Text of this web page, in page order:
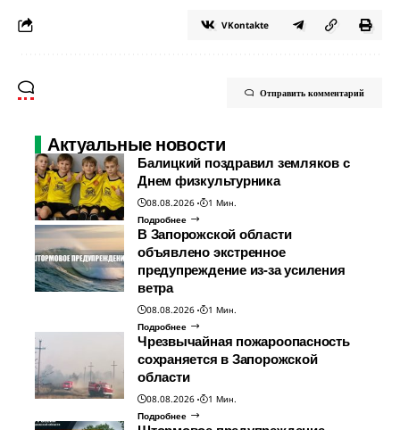
VKontakte
Отправить комментарий
Актуальные новости
Балицкий поздравил земляков с
Днем физкультурника
08.08.2026
1 Мин.
Подробнее
В Запорожской области
объявлено экстренное
предупреждение из-за усиления
ветра
08.08.2026
1 Мин.
Подробнее
Чрезвычайная пожароопасность
сохраняется в Запорожской
области
08.08.2026
1 Мин.
Подробнее